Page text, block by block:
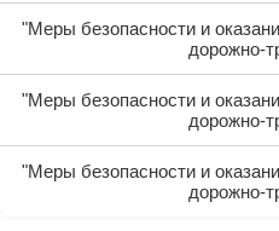
"Меры безопасности и
дорожно-
"Меры безопасности и
дорожно-
"Меры безопасности и
дорожно-